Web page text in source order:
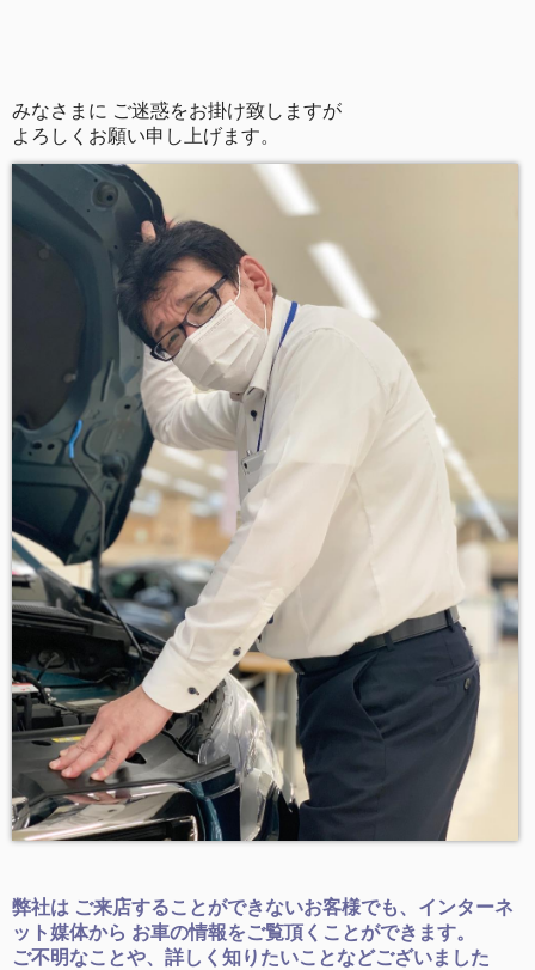
みなさまに ご迷惑をお掛け致しますが
よろしくお願い申し上げます。
弊社は ご来店することができないお客様でも、インターネ
ット媒体から お車の情報をご覧頂くことができます。
ご不明なことや、詳しく知りたいことなどございました